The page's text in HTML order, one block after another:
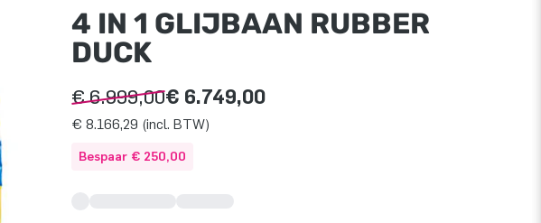
4 IN 1 GLIJBAAN RUBBER
DUCK
€ 6.999,00€ 6.749,00
€ 8.166,29 (incl. BTW)
Bespaar € 250,00